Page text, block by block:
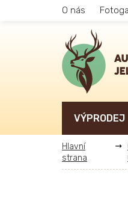
O nás
VÝPRODEJ